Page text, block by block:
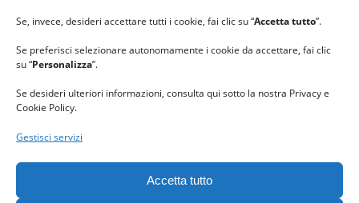
Se, invece, desideri accettare tutti i cookie, fai clic su “Accetta tutto”.
Se preferisci selezionare autonomamente i cookie da accettare, fai clic
su “Personalizza”.
Se desideri ulteriori informazioni, consulta qui sotto la nostra Privacy e
Cookie Policy.
Gestisci servizi
Accetta tutto